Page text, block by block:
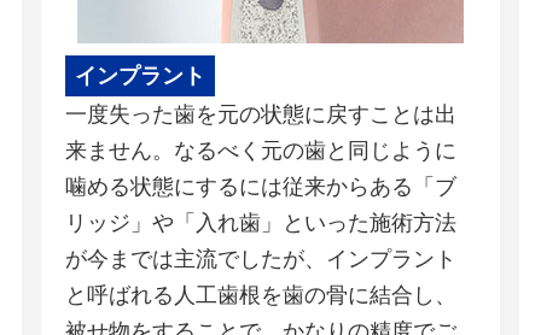
インプラント
一度失った歯を元の状態に戻すことは出
来ません。なるべく元の歯と同じように
噛める状態にするには従来からある「ブ
リッジ」や「入れ歯」といった施術方法
が今までは主流でしたが、インプラント
と呼ばれる人工歯根を歯の骨に結合し、